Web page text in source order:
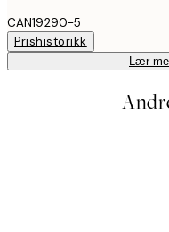
CAN19290-5
Prishistorikk
Lær